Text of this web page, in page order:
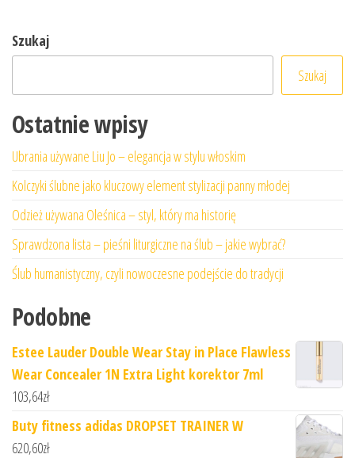
Szukaj
Szukaj
Ostatnie wpisy
Ubrania używane Liu Jo – elegancja w stylu włoskim
Kolczyki ślubne jako kluczowy element stylizacji panny młodej
Odzież używana Oleśnica – styl, który ma historię
Sprawdzona lista – pieśni liturgiczne na ślub – jakie wybrać?
Ślub humanistyczny, czyli nowoczesne podejście do tradycji
Podobne
Estee Lauder Double Wear Stay in Place Flawless
Wear Concealer 1N Extra Light korektor 7ml
103,64zł
Buty fitness adidas DROPSET TRAINER W
620,60zł